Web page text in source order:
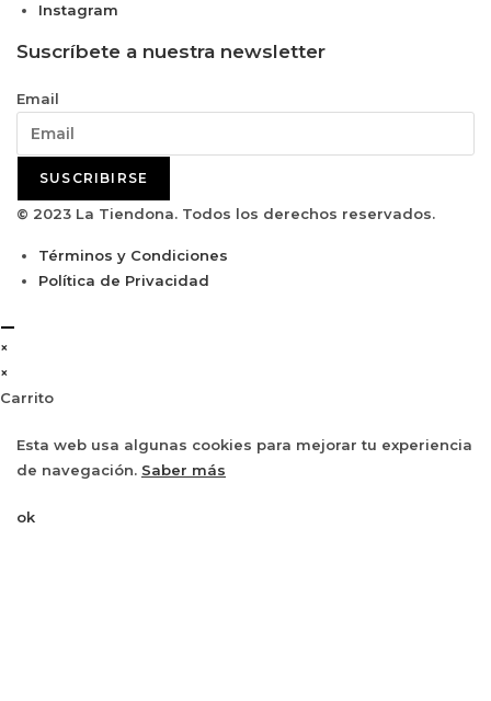
Instagram
Suscríbete a nuestra newsletter
Email
SUSCRIBIRSE
© 2023 La Tiendona. Todos los derechos reservados.
Términos y Condiciones
Política de Privacidad
×
×
Carrito
Esta web usa algunas cookies para mejorar tu experiencia
de navegación. Saber más
ok